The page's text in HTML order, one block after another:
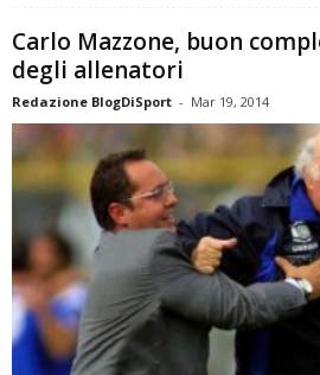
Carlo Mazzone, buon
degli allenatori
Redazione BlogDiSport - Mar 19, 2014